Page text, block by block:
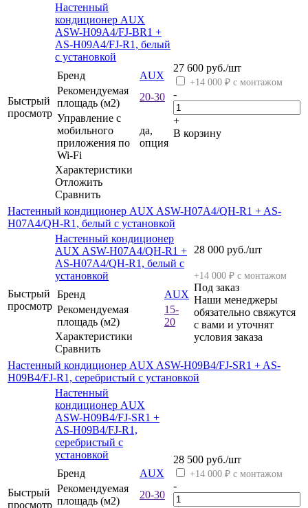
Быстрый
просмотр
Настенный
кондиционер AUX
ASW-H09A4/FJ-BR1 +
AS-H09A4/FJ-R1, белый
с установкой
Бренд
AUX
Рекомендуемая
площадь (м2)
20-30
Управление c
мобильного
приложения по
Wi-Fi
да,
опция
Характеристики
Отложить
Сравнить
27 600 руб./шт
+14 000 ₽ с монтажом
-
+
В корзину
Настенный кондиционер AUX ASW-H07A4/QH-R1 + AS-
H07A4/QH-R1, белый с установкой
Быстрый
просмотр
Настенный кондиционер
AUX ASW-H07A4/QH-R1 +
AS-H07A4/QH-R1, белый с
установкой
Бренд
AUX
Рекомендуемая
площадь (м2)
15-
20
Характеристики
Сравнить
28 000 руб./шт
+14 000 ₽ с монтажом
Под заказ
Наши менеджеры
обязательно свяжутся
с вами и уточнят
условия заказа
Настенный кондиционер AUX ASW-H09B4/FJ-SR1 + AS-
H09B4/FJ-R1, серебристый с установкой
Быстрый
просмотр
Настенный
кондиционер AUX
ASW-H09B4/FJ-SR1 +
AS-H09B4/FJ-R1,
серебристый с
установкой
Бренд
AUX
Рекомендуемая
площадь (м2)
20-30
28 500 руб./шт
+14 000 ₽ с монтажом
-